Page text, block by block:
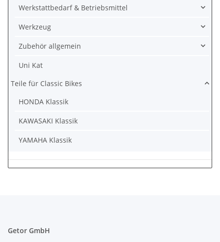
Werkstattbedarf & Betriebsmittel
Werkzeug
Zubehör allgemein
Uni Kat
Teile für Classic Bikes
HONDA Klassik
KAWASAKI Klassik
YAMAHA Klassik
Getor GmbH